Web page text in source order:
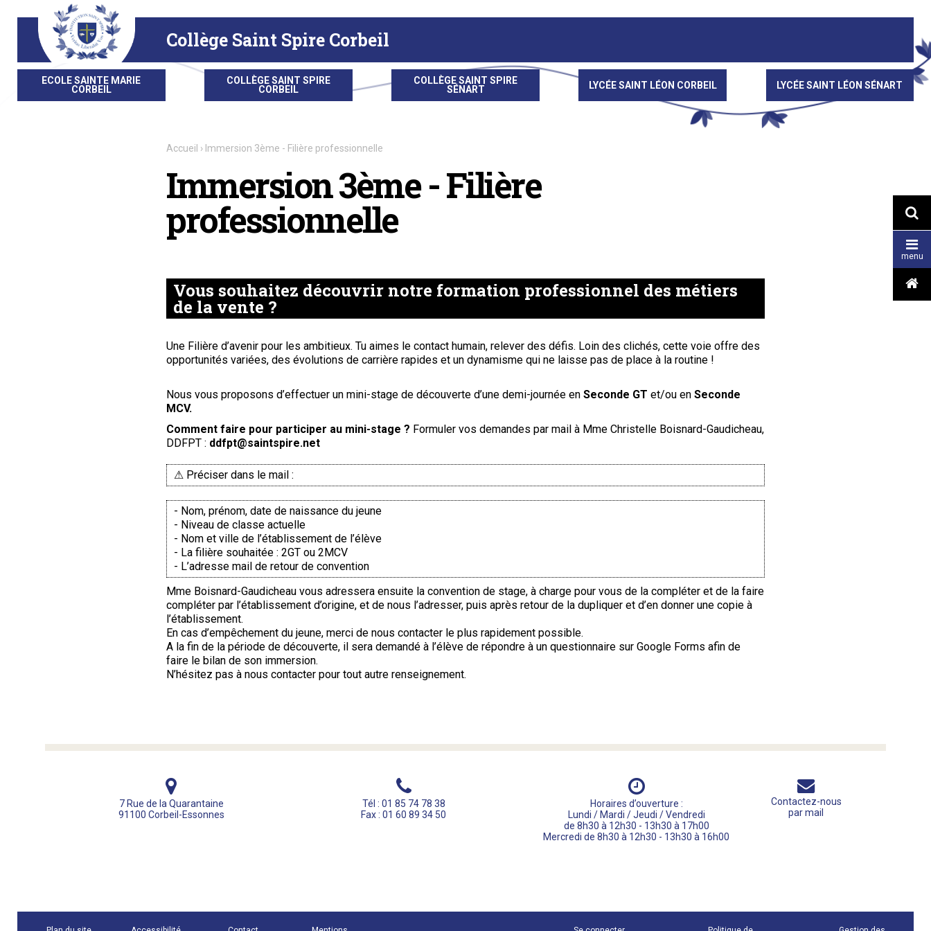
contenu.
Collège Saint Spire Corbeil
ECOLE SAINTE MARIE
CORBEIL
COLLÈGE SAINT SPIRE
CORBEIL
COLLÈGE SAINT SPIRE
SÉNART
LYCÉE SAINT LÉON CORBEIL LYCÉE SAINT LÉON SÉNART


menu

Accueil › Immersion 3ème - Filière professionnelle
Immersion 3ème - Filière
professionnelle
Vous souhaitez découvrir notre formation professionnel des métiers
de la vente ?
Une Filière d’avenir pour les ambitieux. Tu aimes le contact humain, relever des défis. Loin des clichés, cette voie offre des
opportunités variées, des évolutions de carrière rapides et un dynamisme qui ne laisse pas de place à la routine !
Nous vous proposons d’effectuer un mini-stage de découverte d’une demi-journée en Seconde GT et/ou en Seconde
MCV.
Comment faire pour participer au mini-stage ? Formuler vos demandes par mail à Mme Christelle Boisnard-Gaudicheau,
DDFPT : ddfpt@saintspire.net
⚠ Préciser dans le mail :
- Nom, prénom, date de naissance du jeune
- Niveau de classe actuelle
- Nom et ville de l’établissement de l’élève
- La filière souhaitée : 2GT ou 2MCV
- L’adresse mail de retour de convention
Mme Boisnard-Gaudicheau vous adressera ensuite la convention de stage, à charge pour vous de la compléter et de la faire
compléter par l’établissement d’origine, et de nous l’adresser, puis après retour de la dupliquer et d’en donner une copie à
l’établissement.
En cas d’empêchement du jeune, merci de nous contacter le plus rapidement possible.
A la fin de la période de découverte, il sera demandé à l’élève de répondre à un questionnaire sur Google Forms afin de
faire le bilan de son immersion.
N’hésitez pas à nous contacter pour tout autre renseignement.
7 Rue de la Quarantaine
91100 Corbeil-Essonnes
Tél : 01 85 74 78 38
Fax : 01 60 89 34 50
Horaires d’ouverture :
Lundi / Mardi / Jeudi / Vendredi
de 8h30 à 12h30 - 13h30 à 17h00
Mercredi de 8h30 à 12h30 - 13h30 à 16h00
Contactez-nous
par mail